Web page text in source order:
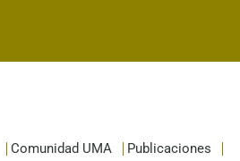
Comunidad UMA Publicaciones